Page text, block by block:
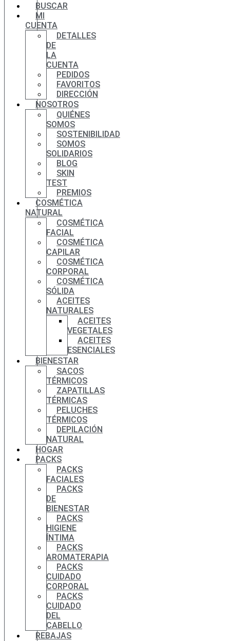
BUSCAR
MI
CUENTA
DETALLES
DE
LA
CUENTA
PEDIDOS
FAVORITOS
DIRECCIÓN
NOSOTROS
QUIÉNES
SOMOS
SOSTENIBILIDAD
SOMOS
SOLIDARIOS
BLOG
SKIN
TEST
PREMIOS
COSMÉTICA
NATURAL
COSMÉTICA
FACIAL
COSMÉTICA
CAPILAR
COSMÉTICA
CORPORAL
COSMÉTICA
SÓLIDA
ACEITES
NATURALES
ACEITES
VEGETALES
ACEITES
ESENCIALES
BIENESTAR
SACOS
TÉRMICOS
ZAPATILLAS
TÉRMICAS
PELUCHES
TÉRMICOS
DEPILACIÓN
NATURAL
HOGAR
PACKS
PACKS
FACIALES
PACKS
DE
BIENESTAR
PACKS
HIGIENE
ÍNTIMA
PACKS
AROMATERAPIA
PACKS
CUIDADO
CORPORAL
PACKS
CUIDADO
DEL
CABELLO
REBAJAS